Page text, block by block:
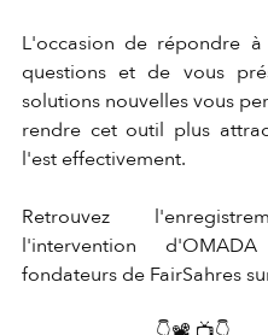
L'occasion de répondre
questions et de vous
solutions nouvelles vous
rendre cet outil plus
l'est effectivement.
Retrouvez
l'intervention
fondateurs de FairSahres